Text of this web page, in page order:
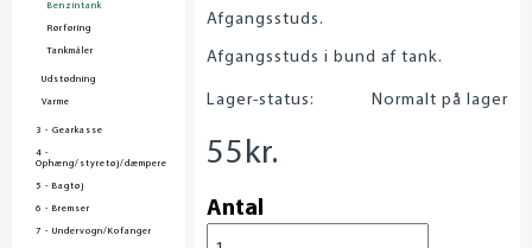
Benzintank
Rørføring
Tankmåler
Udstødning
Varme
3 - Gearkasse
4 -
Ophæng/styretøj/dæmpere
5 - Bagtøj
6 - Bremser
7 - Undervogn/Kofanger
Afgangsstuds.
Afgangsstuds i bund af tank.
Lager-status: Normalt på lager
55kr.
Antal